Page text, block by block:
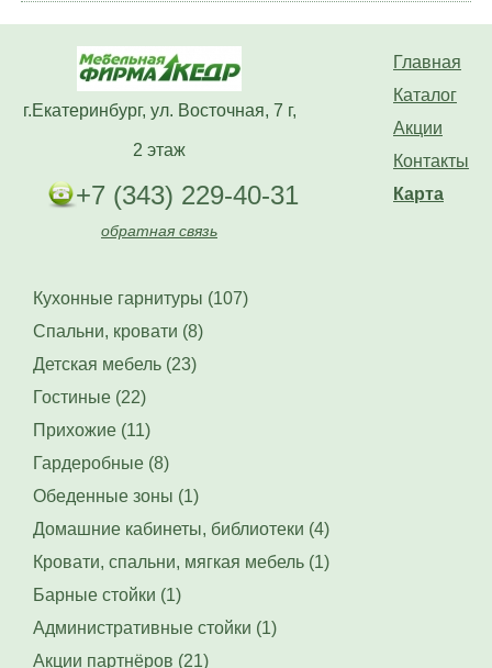
Главная
Каталог
Акции
Контакты
Карта
г.Екатеринбург, ул. Восточная, 7 г,
2 этаж
+7 (343) 229-40-31
обратная связь
Кухонные гарнитуры (107)
Спальни, кровати (8)
Детская мебель (23)
Гостиные (22)
Прихожие (11)
Гардеробные (8)
Обеденные зоны (1)
Домашние кабинеты, библиотеки (4)
Кровати, спальни, мягкая мебель (1)
Барные стойки (1)
Административные стойки (1)
Акции партнёров (21)